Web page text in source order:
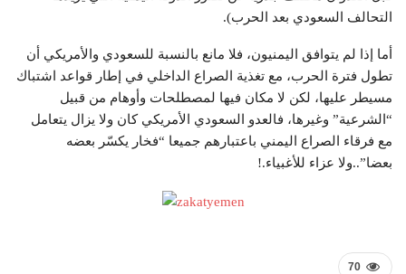
التحالف السعودي بعد الحرب).
أما إذا لم يتوافق اليمنيون، فلا مانع بالنسبة للسعودي والأمريكي أن
تطول فترة الحرب، مع تغذية الصراع الداخلي في إطار قواعد اشتباك
مسيطر عليها، لكن لا مكان فيها لمصطلحات وأوهام من قبيل
“الشرعية” وغيرها، فالعدو السعودي الأمريكي كان ولا يزال يتعامل
مع فرقاء الصراع اليمني باعتبارهم جميعا “فخار يكسّر بعضه
بعضا”..ولا عزاء للأغبياء.!
70